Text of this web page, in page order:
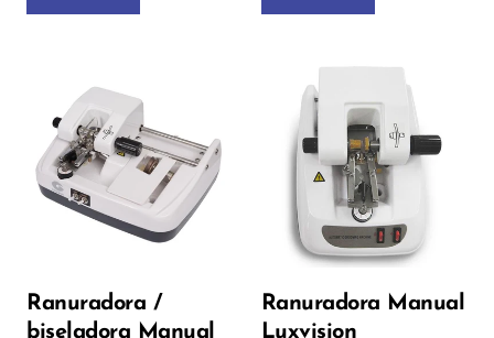
Ranuradora /
biseladora Manual
Ranuradora Manual
Luxvision